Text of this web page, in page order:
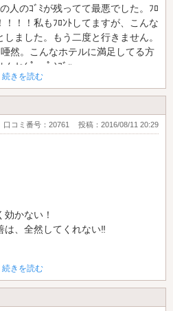
人のｺﾞﾐが残ってて最悪でした。ﾌﾛ
！！私もﾌﾛﾝﾄしてますが、こんな
ました。もう二度と行きません。
然。こんなホテルに満足してる方
んね(;ﾟ;ж;ﾟ;)ﾌﾞｯ
続きを読む
口コミ番号：20761 投稿：2016/08/11 20:29
かない！
は、全然してくれない‼
続きを読む